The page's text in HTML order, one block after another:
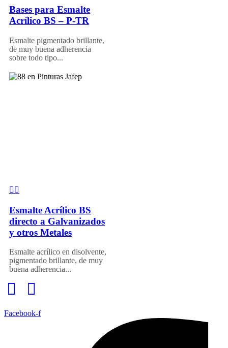
Bases para Esmalte
Acrílico BS – P-TR
Esmalte pigmentado brillante,
de muy buena adherencia
sobre todo tipo...
Esmalte Acrílico BS
directo a Galvanizados
y otros Metales
Esmalte acrílico en disolvente,
pigmentado brillante, de muy
buena adherencia...
Facebook-f